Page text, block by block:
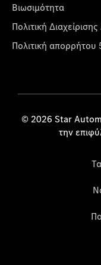
Βιωσιμότητα
Πολιτική
Πολιτική απορρήτου
© 2026 Star
την